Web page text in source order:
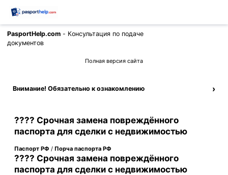
PasportHelp.com - Консультация по подаче
документов
Полная версия сайта
Внимание! Обязательно к ознакомлению ›
???? Срочная замена повреждённого
паспорта для сделки с недвижимостью
Паспорт РФ / Порча паспорта РФ
???? Срочная замена повреждённого
паспорта для сделки с недвижимостью